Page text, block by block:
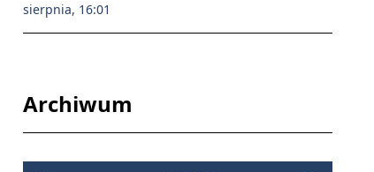
sierpnia, 16:01
Archiwum